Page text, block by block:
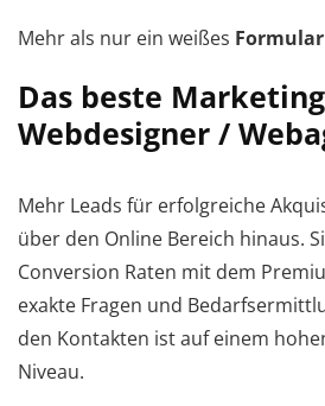
Mehr als nur ein weißes Formular
Das beste
Webdesigner /
Mehr Leads für erfolgreiche
über den Online Bereich hinaus.
Conversion Raten mit dem
exakte Fragen und
den Kontakten ist auf einem
Niveau.